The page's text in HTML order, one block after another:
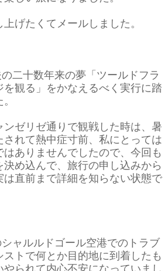
げたくてメールしました。
二十数年来の夢「ツールドフラ
観る」 をかなえるべく実行に踏
ゼリゼ通りで観戦した時は、 暑
れて熱中症寸前、 私にとっては
ありませんでしたので、 今回も
め込んで、 旅行の申し込みから
直前まで詳細を知らない状態で
ャルルドゴール空港でのトラブ
ストで何とか目的地に到着したも
やられて内心不安になっていまし